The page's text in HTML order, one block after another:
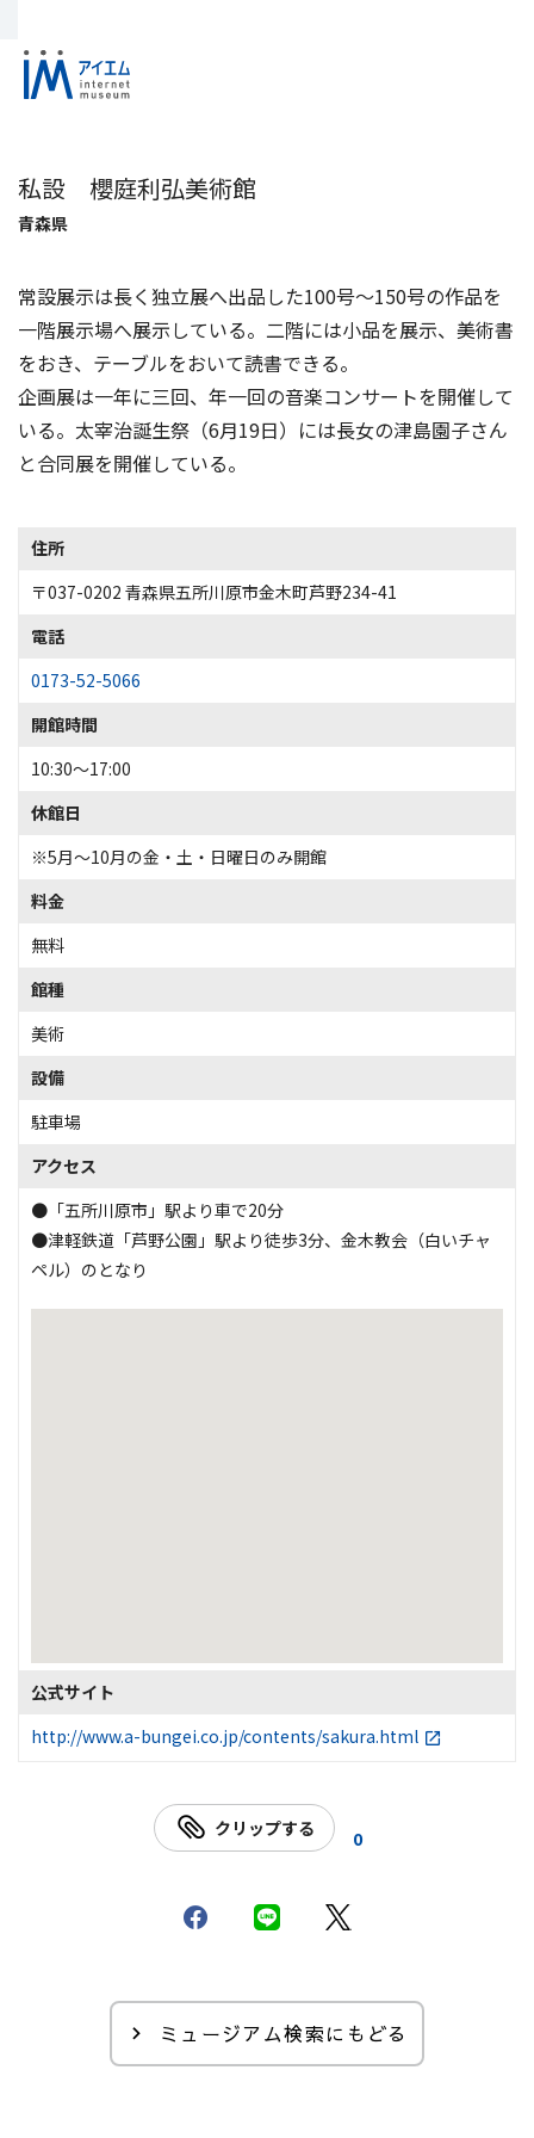
私設 櫻庭利弘美術館
青森県
常設展示は長く独立展へ出品した100号～150号の作品を
一階展示場へ展示している。二階には小品を展示、美術書
をおき、テーブルをおいて読書できる。
企画展は一年に三回、年一回の音楽コンサートを開催して
いる。太宰治誕生祭（6月19日）には長女の津島園子さん
と合同展を開催している。
住所
〒037-0202 青森県五所川原市金木町芦野234-41
電話
0173-52-5066
開館時間
10:30～17:00
休館日
※5月～10月の金・土・日曜日のみ開館
料金
無料
館種
美術
設備
駐車場
アクセス
●「五所川原市」駅より車で20分
●津軽鉄道「芦野公園」駅より徒歩3分、金木教会（白いチャ
ペル）のとなり
公式サイト
http://www.a-bungei.co.jp/contents/sakura.html
クリップする 0
ミュージアム検索にもどる